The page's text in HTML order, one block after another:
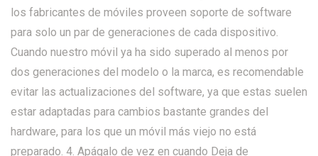
los fabricantes de móviles proveen soporte de software
para solo un par de generaciones de cada dispositivo.
Cuando nuestro móvil ya ha sido superado al menos por
dos generaciones del modelo o la marca, es recomendable
evitar las actualizaciones del software, ya que estas suelen
estar adaptadas para cambios bastante grandes del
hardware, para los que un móvil más viejo no está
preparado. 4. Apágalo de vez en cuando Deja de